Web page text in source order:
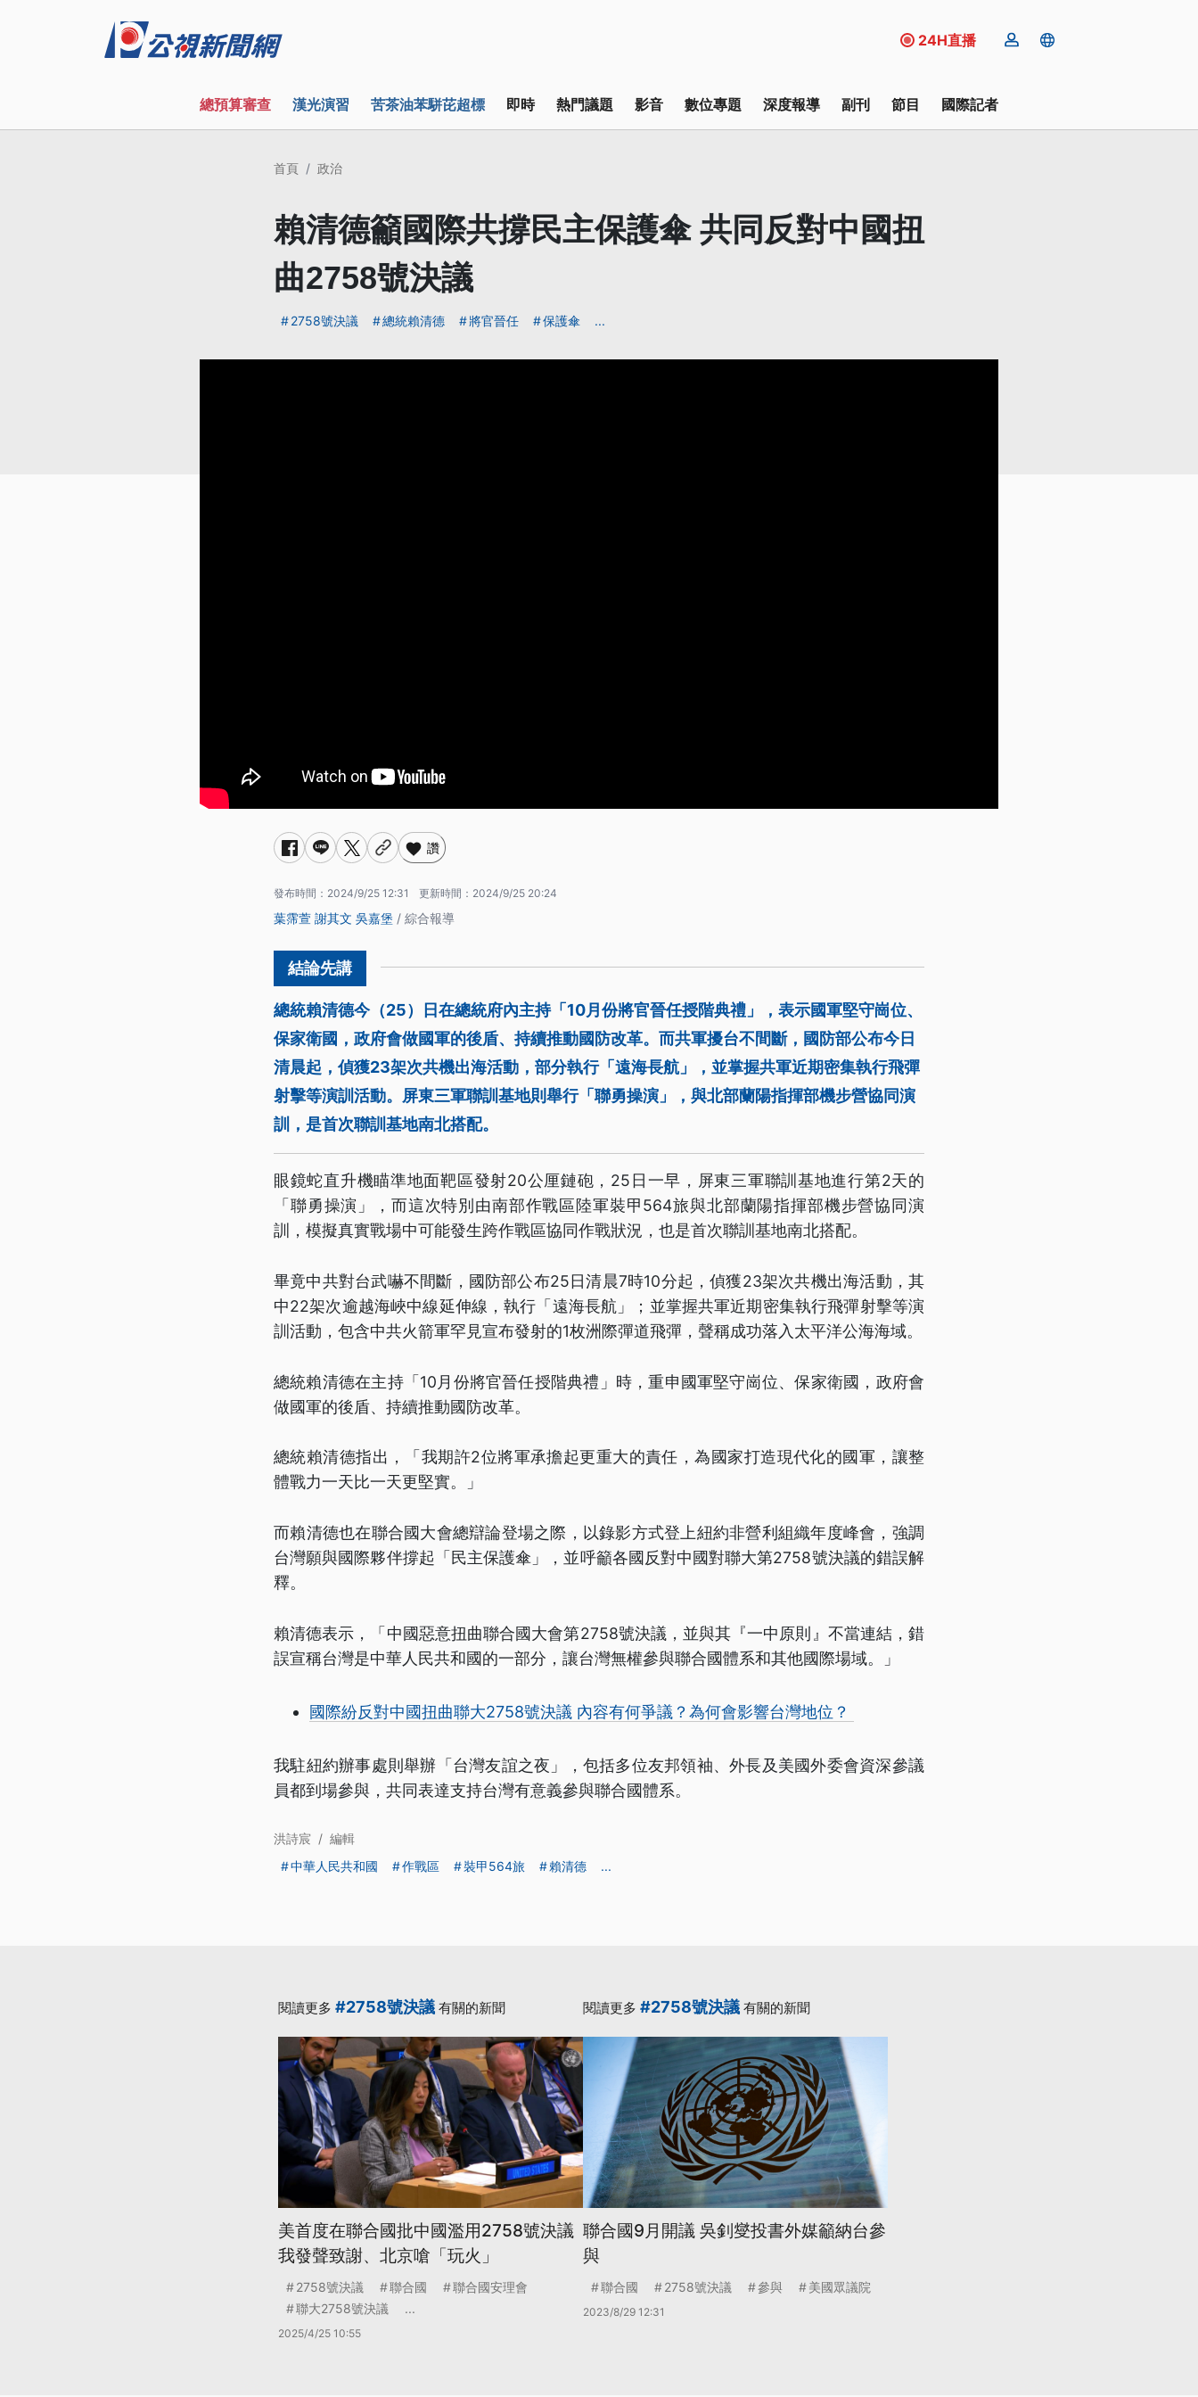
24H直播
總預算審查 漢光演習 苦茶油苯駢芘超標 即時 熱門議題 影音 數位專題 深度報導 副刊 節目 國際記者
首頁 政治
賴清德籲國際共撐民主保護傘 共同反對中國扭
曲2758號決議
2758號決議 總統賴清德 將官晉任 保護傘 ...
讚
發布時間： 2024/9/25 12:31 更新時間： 2024/9/25 20:24
葉霈萱 謝其文 吳嘉堡 / 綜合報導
總統賴清德今（25）日在總統府內主持「10月份將官晉任授階典禮」，表示國軍堅守崗位、
保家衛國，政府會做國軍的後盾、持續推動國防改革。而共軍擾台不間斷，國防部公布今日
清晨起，偵獲23架次共機出海活動，部分執行「遠海長航」，並掌握共軍近期密集執行飛彈
射擊等演訓活動。屏東三軍聯訓基地則舉行「聯勇操演」，與北部蘭陽指揮部機步營協同演
訓，是首次聯訓基地南北搭配。
眼鏡蛇直升機瞄準地面靶區發射20公厘鏈砲，25日一早，屏東三軍聯訓基地進行第2天的
「聯勇操演」，而這次特別由南部作戰區陸軍裝甲564旅與北部蘭陽指揮部機步營協同演
訓，模擬真實戰場中可能發生跨作戰區協同作戰狀況，也是首次聯訓基地南北搭配。
畢竟中共對台武嚇不間斷，國防部公布25日清晨7時10分起，偵獲23架次共機出海活動，其
中22架次逾越海峽中線延伸線，執行「遠海長航」；並掌握共軍近期密集執行飛彈射擊等演
訓活動，包含中共火箭軍罕見宣布發射的1枚洲際彈道飛彈，聲稱成功落入太平洋公海海域。
總統賴清德在主持「10月份將官晉任授階典禮」時，重申國軍堅守崗位、保家衛國，政府會
做國軍的後盾、持續推動國防改革。
總統賴清德指出，「我期許2位將軍承擔起更重大的責任，為國家打造現代化的國軍，讓整
體戰力一天比一天更堅實。」
而賴清德也在聯合國大會總辯論登場之際，以錄影方式登上紐約非營利組織年度峰會，強調
台灣願與國際夥伴撐起「民主保護傘」，並呼籲各國反對中國對聯大第2758號決議的錯誤解
釋。
賴清德表示，「中國惡意扭曲聯合國大會第2758號決議，並與其『一中原則』不當連結，錯
誤宣稱台灣是中華人民共和國的一部分，讓台灣無權參與聯合國體系和其他國際場域。」
國際紛反對中國扭曲聯大2758號決議 內容有何爭議？為何會影響台灣地位？
我駐紐約辦事處則舉辦「台灣友誼之夜」，包括多位友邦領袖、外長及美國外委會資深參議
員都到場參與，共同表達支持台灣有意義參與聯合國體系。
洪詩宸 / 編輯
中華人民共和國
作戰區 裝甲564旅 賴清德 ...
閱讀更多 #2758號決議 有關的新聞
美首度在聯合國批中國濫用2758號決議
我發聲致謝、北京嗆「玩火」
2758號決議 聯合國
聯合國安理會
聯大2758號決議
...
2025/4/25 10:55
閱讀更多 #2758號決議 有關的新聞
聯合國9月開議 吳釗燮投書外媒籲納台參
與
聯合國 2758號決議 參與 美國眾議院
2023/8/29 12:31